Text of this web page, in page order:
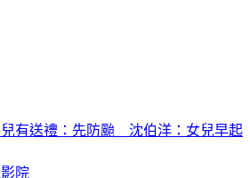
縣市豪雨特報」下到明天 2地紅色警
院